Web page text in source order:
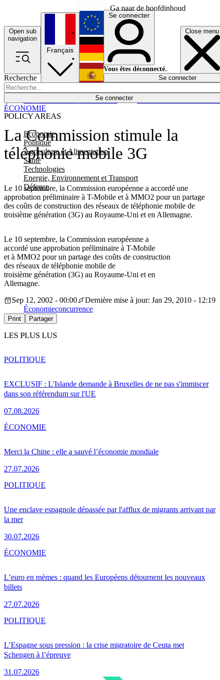
Ga naar de hoofdinhoud
Open sub
navigation
Close menu
Recherche
Se connecter
POLICY AREAS
Economie
Politique
Agriculture et Alimentation
Santé
Technologies
Energie, Environnement et Transport
Défense
Économie
Français
English
Deutsch
Español
Se connecter
Vous êtes déconnecté.
Se connecter
La Commission stimule la
téléphonie mobile 3G
Le 10 septembre, la Commission européenne a accordé une
approbation préliminaire à T-Mobile et à MMO2 pour un partage
des coûts de construction des réseaux de téléphonie mobile de
troisième génération (3G) au Royaume-Uni et en Allemagne.
ÉCONOMIE
Le 10 septembre, la Commission européenne a
accordé une approbation préliminaire à T-Mobile
et à MMO2 pour un partage des coûts de construction
des réseaux de téléphonie mobile de
troisième génération (3G) au Royaume-Uni et en
Allemagne.
Sep 12, 2002 - 00:00
Dernière mise à jour: Jan 29, 2010 - 12:19
Économieconcurrence
Print Partager
LES PLUS LUS
EXCLUSIF : L'Islande demande à Bruxelles de ne pas s'immiscer
dans son référendum sur l'UE
07.08.2026
POLITIQUE
Merci la Chine : elle a sauvé l’économie mondiale
27.07.2026
ÉCONOMIE
Une enclave espagnole dépassée par l'afflux de migrants arrivant par
la mer
30.07.2026
POLITIQUE
L’euro en mèmes : quand les Européens détournent les nouveaux
billets
27.07.2026
ÉCONOMIE
L’Espagne sous pression : la crise migratoire de Ceuta met
Schengen à l’épreuve
31.07.2026
POLITIQUE